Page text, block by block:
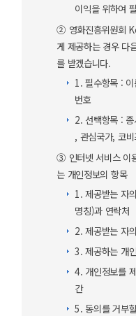
이익을 위하여
② 영화진흥위원회
게 제공하는 경우 다
를 받겠습니다.
1. 필수항목 :
번호
2. 선택항목 :
, 관심국가, 코
③ 인터넷 서비스 이
는 개인정보의 항목
1. 제공받는 자
명칭)과 연락처
2. 제공받는 자
3. 제공하는 개
4. 개인정보를
간
5. 동의를 거부